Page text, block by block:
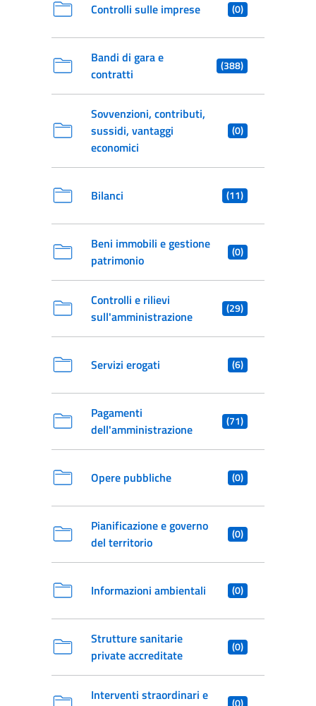
Controlli sulle imprese (0)
Bandi di gara e
contratti
(388)
Sovvenzioni, contributi,
sussidi, vantaggi
economici
(0)
Bilanci (11)
Beni immobili e gestione
patrimonio
(0)
Controlli e rilievi
sull'amministrazione
(29)
Servizi erogati (6)
Pagamenti
dell'amministrazione
(71)
Opere pubbliche (0)
Pianificazione e governo
del territorio
(0)
Informazioni ambientali (0)
Strutture sanitarie
private accreditate
(0)
Interventi straordinari e
(0)